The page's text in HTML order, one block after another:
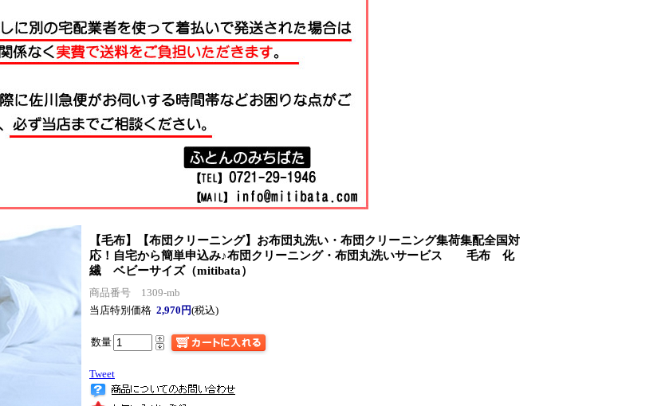
【毛布】【布団クリーニング】お布団丸洗い・布団クリーニング集荷集配全国対
応！自宅から簡単申込み♪布団クリーニング・布団丸洗いサービス 毛布 化
繊 ベビーサイズ（mitibata）
商品番号 1309-mb
当店特別価格 2,970円(税込)
数量
Tweet